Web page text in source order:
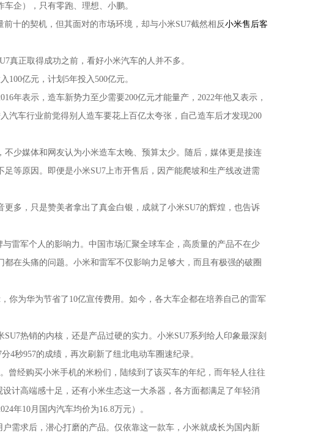
企），只有零跑、理想、小鹏。
的契机，但其面对的市场环境，却与小米SU7截然相反小米售后客
正取得成功之前，看好小米汽车的人并不多。
亿元，计划5年投入500亿元。
表示，造车新势力至少需要200亿元才能量产，2022年他又表示，
汽车行业前觉得别人造车要花上百亿太夸张，自己造车后才发现200
媒体和网友认为小米造车太晚、预算太少。随后，媒体更是接连
等原因。即便是小米SU7上市开售后，因产能爬坡和生产线改进需
，只是赞美者拿出了真金白银，成就了小米SU7的辉煌，也告诉
军个人的影响力。中国市场汇聚全球车企，高质量的产品不在少
在头痛的问题。小米和雷军不仅影响力足够大，而且有极强的破圈
为华为节省了10亿宣传费用。如今，各大车企都在培养自己的雷军
热销的内核，还是产品过硬的实力。小米SU7系列给人印象最深刻
4秒957的成绩，再次刷新了纽北电动车圈速纪录。
经购买小米手机的米粉们，陆续到了该买车的年纪，而年轻人往往
计高端感十足，还有小米生态这一大杀器，各方面都满足了年轻消
年10月国内汽车均价为16.8万元）。
求后，潜心打磨的产品。仅依靠这一款车，小米就成长为国内新